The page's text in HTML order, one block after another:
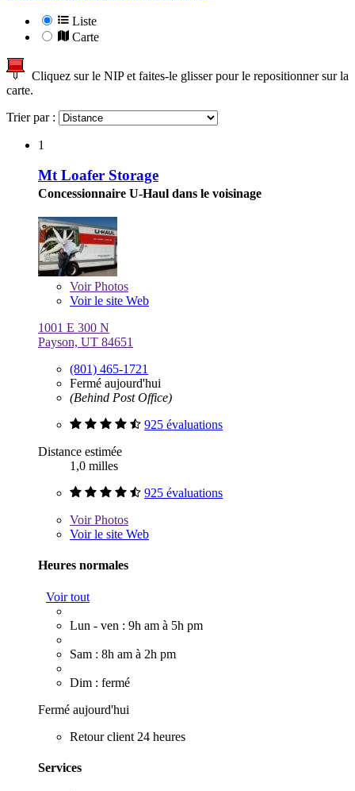
Liste
Carte
Cliquez sur le NIP et faites-le glisser pour le repositionner sur la
carte.
Trier par :
1
Mt Loafer Storage
Concessionnaire U-Haul dans le voisinage
VoirPhotos
Voir le site Web
1001 E 300 N
Payson, UT 84651
(801) 465-1721
Fermé aujourd'hui
(Behind Post Office)
925 évaluations
Distance estimée
1,0 milles
925 évaluations
VoirPhotos
Voir le site Web
Heures normales
Voir tout
Lun - ven : 9h am à 5h pm
Sam : 8h am à 2h pm
Dim : fermé
Fermé aujourd'hui
Retour client 24 heures
Services